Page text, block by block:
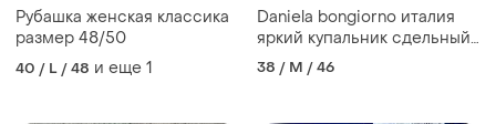
Рубашка женская классика
размер 48/50
40 / L / 48 и еще 1
Daniela bongiorno италия
яркий купальник сдельный
рюши косточки
38 / M / 46